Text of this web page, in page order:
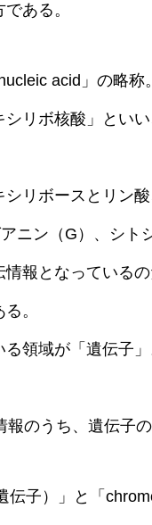
ある。
acid」の略称。
シリボ核酸」とい
リボースとリン
ニン（G）、シト
情報となっている
。
領域が「遺伝子
のうち、遺伝子
伝子）」と「